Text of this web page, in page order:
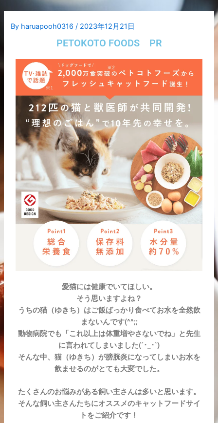
By haruapooh0316/ 2023年12月21日
PETOKOTO FOODS PR
愛猫には健康でいてほしい。
そう思いますよね？
うちの猫（ゆきち）はご飯ばっかり食べてお水を全然飲
まないんです(^^;;
動物病院でも「これ以上は体重増やさないでね」と先生
に言われてしまいました(´･_･`)
そんな中、猫（ゆきち）が膀胱炎になってしまいお水を
飲ませるのがとても大変でした。
たくさんのお悩みがある飼い主さんは多いと思います。
そんな飼い主さんたちにオススメのキャットフードサイ
トをご紹介です！